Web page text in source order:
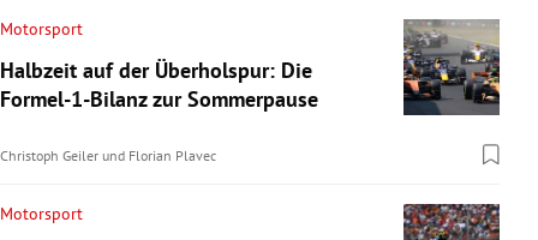
Motorsport
Halbzeit auf der Überholspur: Die
Formel-1-Bilanz zur Sommerpause
Christoph Geiler und Florian Plavec
Motorsport